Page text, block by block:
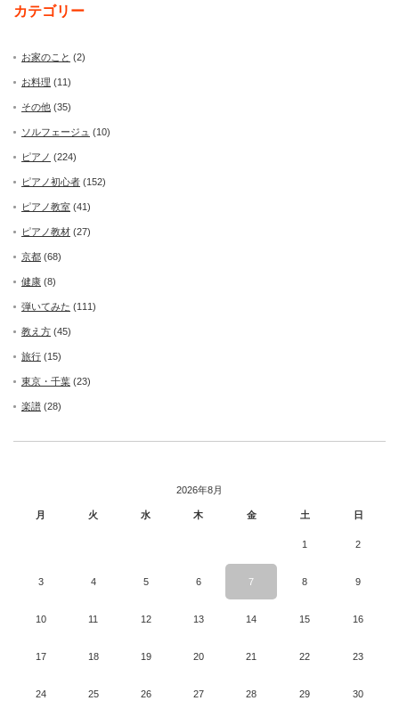
カテゴリー
お家のこと (2)
お料理 (11)
その他 (35)
ソルフェージュ (10)
ピアノ (224)
ピアノ初心者 (152)
ピアノ教室 (41)
ピアノ教材 (27)
京都 (68)
健康 (8)
弾いてみた (111)
教え方 (45)
旅行 (15)
東京・千葉 (23)
楽譜 (28)
2026年8月
月 火 水 木 金 土 日
1 2
3 4 5 6 7 8 9
10 11 12 13 14 15 16
17 18 19 20 21 22 23
24 25 26 27 28 29 30